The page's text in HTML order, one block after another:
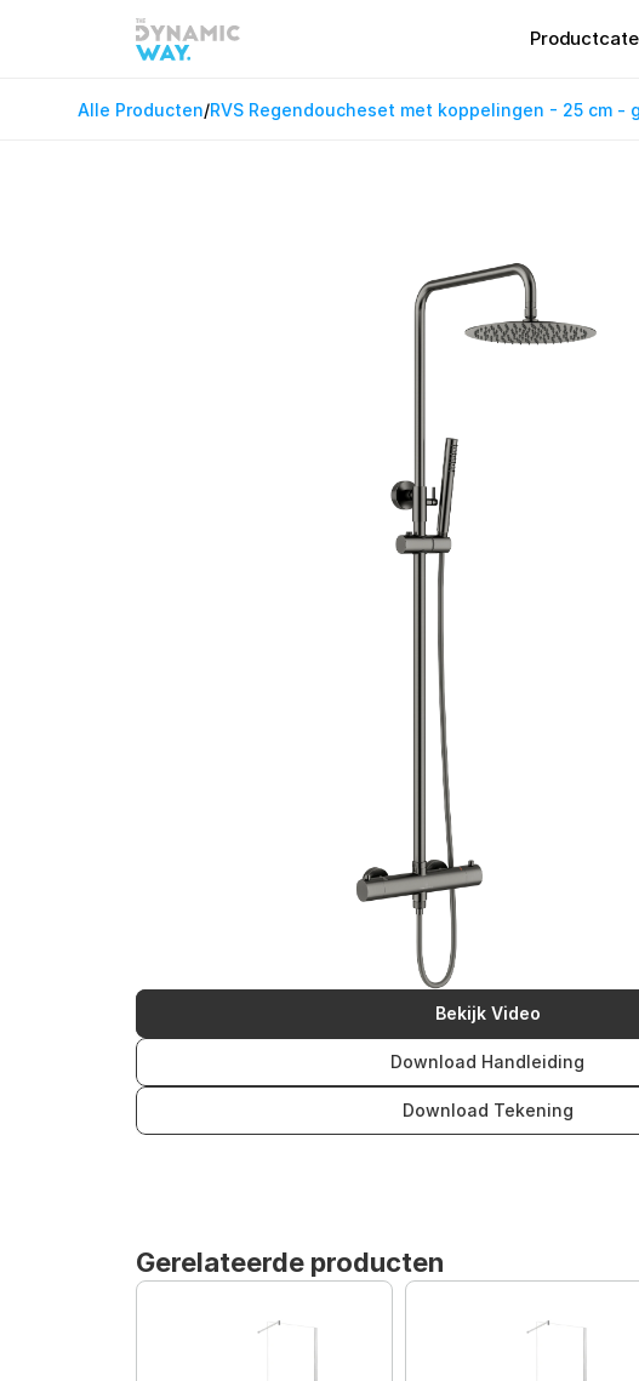
Alle Producten/RVS Regendoucheset met koppelingen - 25 cm -
Bekijk Video
Download Handleiding
Download Tekening
Gerelateerde producten